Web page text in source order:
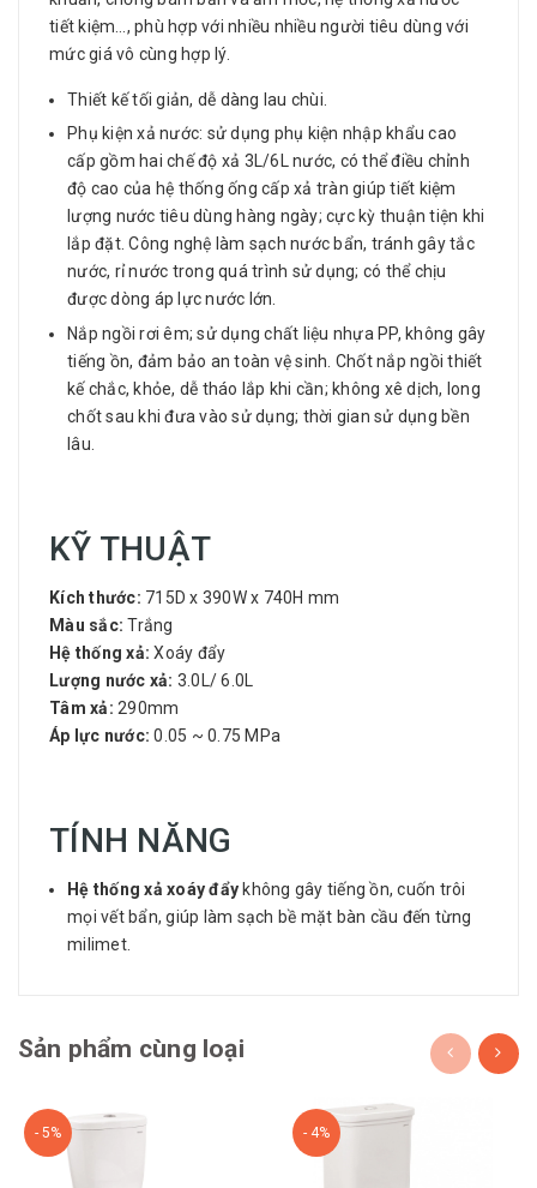
tiết kiệm…, phù hợp với nhiều nhiều người tiêu dùng với
mức giá vô cùng hợp lý.
Thiết kế tối giản, dễ dàng lau chùi.
Phụ kiện xả nước: sử dụng phụ kiện nhập khẩu cao
cấp gồm hai chế độ xả 3L/6L nước, có thể điều chỉnh
độ cao của hệ thống ống cấp xả tràn giúp tiết kiệm
lượng nước tiêu dùng hàng ngày; cực kỳ thuận tiện khi
lắp đặt. Công nghệ làm sạch nước bẩn, tránh gây tắc
nước, rỉ nước trong quá trình sử dụng; có thể chịu
được dòng áp lực nước lớn.
Nắp ngồi rơi êm; sử dụng chất liệu nhựa PP, không gây
tiếng ồn, đảm bảo an toàn vệ sinh. Chốt nắp ngồi thiết
kế chắc, khỏe, dễ tháo lắp khi cần; không xê dịch, long
chốt sau khi đưa vào sử dụng; thời gian sử dụng bền
lâu.
KỸ THUẬT
Kích thước: 715D x 390W x 740H mm
Màu sắc: Trắng
Hệ thống xả: Xoáy đẩy
Lượng nước xả: 3.0L/ 6.0L
Tâm xả: 290mm
Áp lực nước: 0.05 ~ 0.75 MPa
TÍNH NĂNG
Hệ thống xả xoáy đẩy không gây tiếng ồn, cuốn trôi
mọi vết bẩn, giúp làm sạch bề mặt bàn cầu đến từng
milimet.
Sản phẩm cùng loại
- 5% - 4%